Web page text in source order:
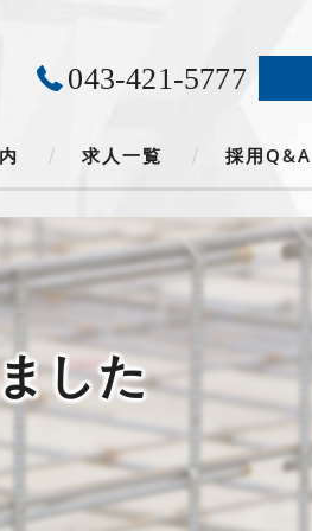
043-421-5777
求人一覧 採用Q&A
した